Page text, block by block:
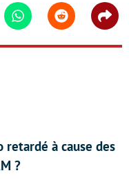
WhatsappReddit
retardé à cause des
?